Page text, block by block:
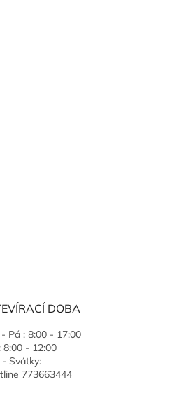
DOBA
- Pá : 8:00 - 17:00
8:00 - 12:00
- Svátky:
773663444